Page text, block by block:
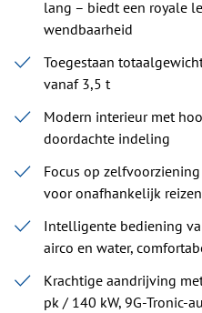
lang – biedt een royale
wendbaarheid
Toegestaan
vanaf 3,5 t
Modern interieur met
doordachte indeling
Focus op
voor onafhankelijk
Intelligente bediening
airco en water,
Krachtige aandrijving
pk / 140 kW, 9G-Tronic-